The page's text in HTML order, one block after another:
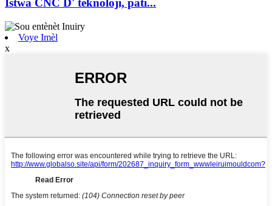
Istwa CNC D' teknoloji, pati...
Voye Imèl
x